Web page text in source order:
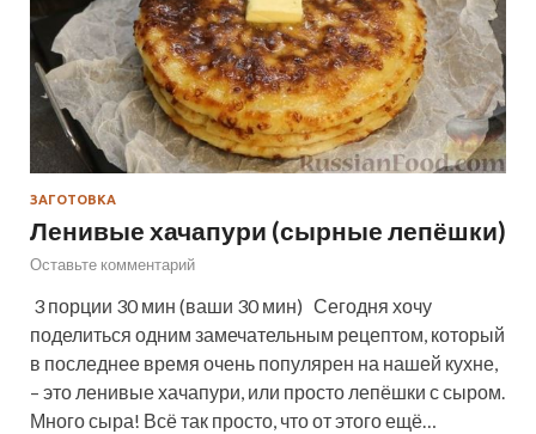
ЗАГОТОВКА
Ленивые хачапури (сырные лепёшки)
Оставьте комментарий
3 порции 30 мин (ваши 30 мин) Сегодня хочу
поделиться одним замечательным рецептом, который
в последнее время очень популярен на нашей кухне,
– это ленивые хачапури, или просто лепёшки с сыром.
Много сыра! Всё так просто, что от этого ещё…